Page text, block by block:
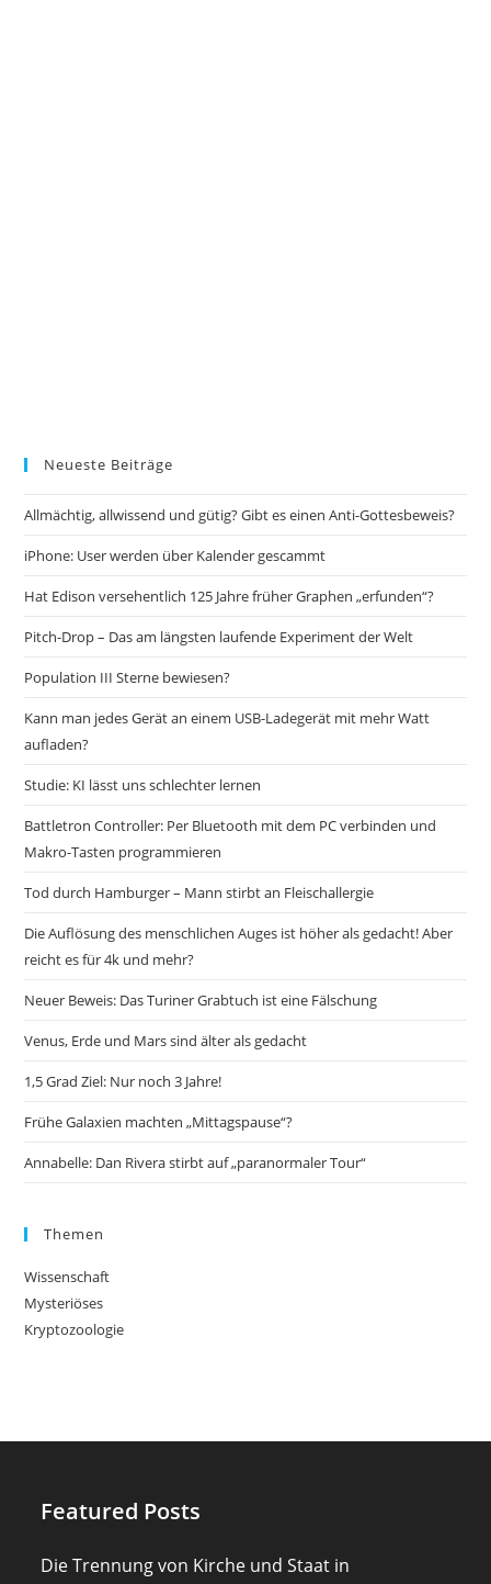
Neueste Beiträge
Allmächtig, allwissend und gütig? Gibt es einen Anti-Gottesbeweis?
iPhone: User werden über Kalender gescammt
Hat Edison versehentlich 125 Jahre früher Graphen „erfunden“?
Pitch-Drop – Das am längsten laufende Experiment der Welt
Population III Sterne bewiesen?
Kann man jedes Gerät an einem USB-Ladegerät mit mehr Watt
aufladen?
Studie: KI lässt uns schlechter lernen
Battletron Controller: Per Bluetooth mit dem PC verbinden und
Makro-Tasten programmieren
Tod durch Hamburger – Mann stirbt an Fleischallergie
Die Auflösung des menschlichen Auges ist höher als gedacht! Aber
reicht es für 4k und mehr?
Neuer Beweis: Das Turiner Grabtuch ist eine Fälschung
Venus, Erde und Mars sind älter als gedacht
1,5 Grad Ziel: Nur noch 3 Jahre!
Frühe Galaxien machten „Mittagspause“?
Annabelle: Dan Rivera stirbt auf „paranormaler Tour“
Themen
Wissenschaft
Mysteriöses
Kryptozoologie
Featured Posts
Die Trennung von Kirche und Staat in